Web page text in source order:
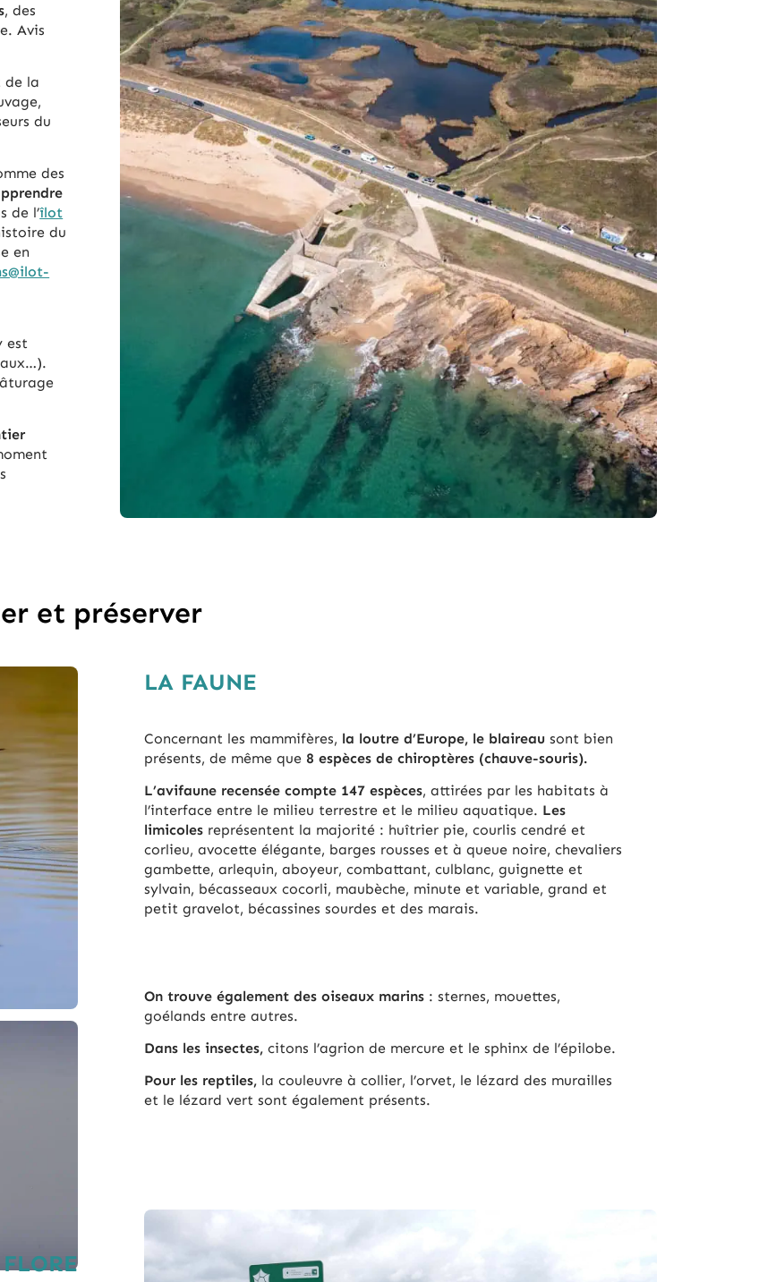
, des
Avis
de la
du
des
de l’îlot
du
en
est
et préserver
LA FAUNE
Concernant les mammifères, la loutre d’Eu­rope, le blaireau sont bien
pré­sents, de même que 8 es­pèces de chi­ro­ptères (chauve-souris).
L’avi­faune re­cen­sée compte 147 es­pèces, at­ti­rées par les ha­bi­tats à
l’in­ter­face entre le mi­lieu ter­restre et le mi­lieu aqua­tique. Les
limicolesreprésentent la majorité : huîtrier pie, courlis cendré et
corlieu, avocette élégante, barges rousses et à queue noire, chevaliers
gambette, arlequin, aboyeur, combattant, culblanc, guignette et
sylvain, bécasseaux cocorli, maubèche, minute et variable, grand et
petit gravelot, bécassines sourdes et des marais.
On trouve également des oiseaux marins: sternes, mouettes,
goélands entre autres.
Dans les in­sectes,ci­tons l’agrion de mercure et le sphinx de l’épilobe.
Pour les rep­tiles,la cou­leuvre à col­lier, l’orvet, le lé­zard des murailles
et le lézard vert sont éga­le­ment pré­sents.